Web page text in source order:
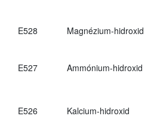
E528 Magnézium-hidroxid
E527 Ammónium-hidroxid
E526 Kalcium-hidroxid